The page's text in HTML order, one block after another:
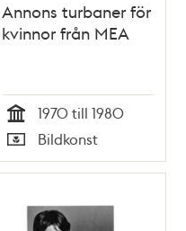
Annons turbaner för
kvinnor från MEA
Tid
1970 till 1980
Typ
Bildkonst